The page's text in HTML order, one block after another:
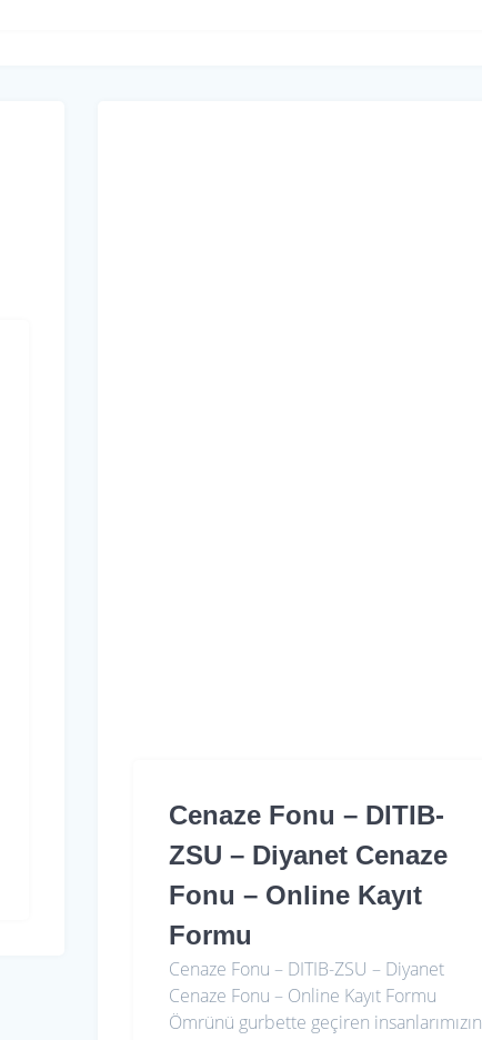
Cenaze Fonu – DITIB-
ZSU – Diyanet Cenaze
Fonu – Online Kayıt
Formu
Cenaze Fonu – DITIB-ZSU – Diyanet
Cenaze Fonu – Online Kayıt Formu
Ömrünü gurbette geçiren insanlarımızın